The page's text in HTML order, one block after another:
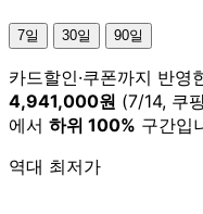
7일 30일 90일
카드할인·쿠폰까지 반영
4,941,000원 (7/14, 쿠
에서 하위 100% 구간입
역대 최저가